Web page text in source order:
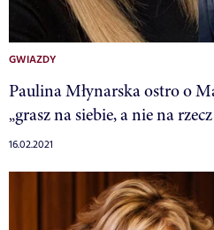
GWIAZDY
Paulina Młynarska ostro o
„grasz na siebie, a nie na
16.02.2021